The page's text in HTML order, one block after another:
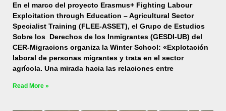
En el marco del proyecto Erasmus+ Fighting Labour
Exploitation through Education – Agricultural Sector
Specialist Training (FLEE-ASSET), el Grupo de Estudios
Sobre los Derechos de los Inmigrantes (GESDI-UB) del
CER-Migracions organiza la Winter School: «Explotación
laboral de personas migrantes y trata en el sector
agrícola. Una mirada hacia las relaciones entre
Read More »